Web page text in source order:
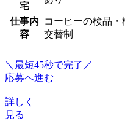
宅
仕事内
容
コーヒーの検品
交替制
＼最短45秒で完了／
応募へ進む
詳しく
見る